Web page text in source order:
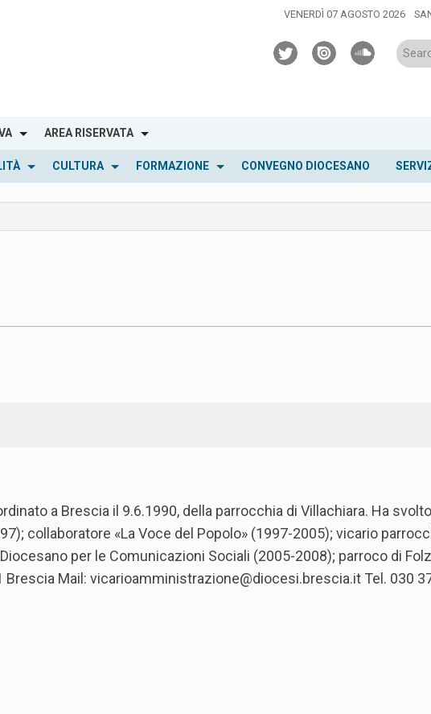
VENERDÌ 07 AGOSTO 2026
twitterissuu
AREA RISERVATA
CULTURA FORMAZIONE CONVEGNO DIOCESANO
a Brescia il 9.6.1990, della parrocchia di Villachiara. Ha
collaboratore «La Voce del Popolo» (1997-2005); vicario
per le Comunicazioni Sociali (2005-2008); parroco di
Brescia Mail: vicarioamministrazione@diocesi.brescia.it Tel. 030